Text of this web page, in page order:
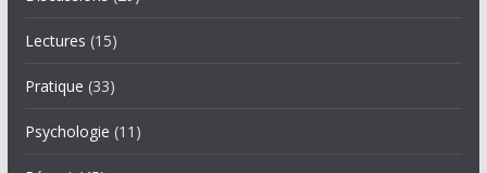
Lectures (15)
Pratique (33)
Psychologie (11)